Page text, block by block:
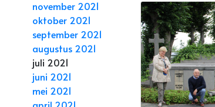
november 2021
oktober 2021
september 2021
augustus 2021
juli 2021
juni 2021
mei 2021